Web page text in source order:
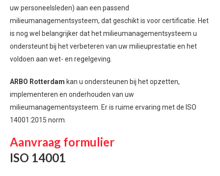
uw personeelsleden) aan een passend
milieumanagementsysteem, dat geschikt is voor certificatie. Het
is nog wel belangrijker dat het milieumanagementsysteem u
ondersteunt bij het verbeteren van uw milieuprestatie en het
voldoen aan wet- en regelgeving.
ARBO Rotterdam kan u ondersteunen bij het opzetten,
implementeren en onderhouden van uw
milieumanagementsysteem. Er is ruime ervaring met de ISO
14001:2015 norm.
Aanvraag formulier
ISO 14001